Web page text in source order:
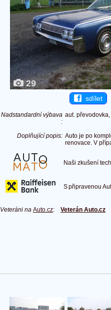
29
sdílet
Nadstandardní výbava
:
aut.
Doplňující popis: Auto je po
renovace. V
Naši zkušení
S připravenou
Veteráni na Auto.cz: Veterán Auto.cz